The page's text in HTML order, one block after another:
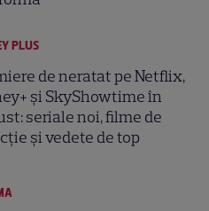
PLUS
de neratat pe Netflix,
și SkyShowtime în
seriale noi, filme de
și vedete de top